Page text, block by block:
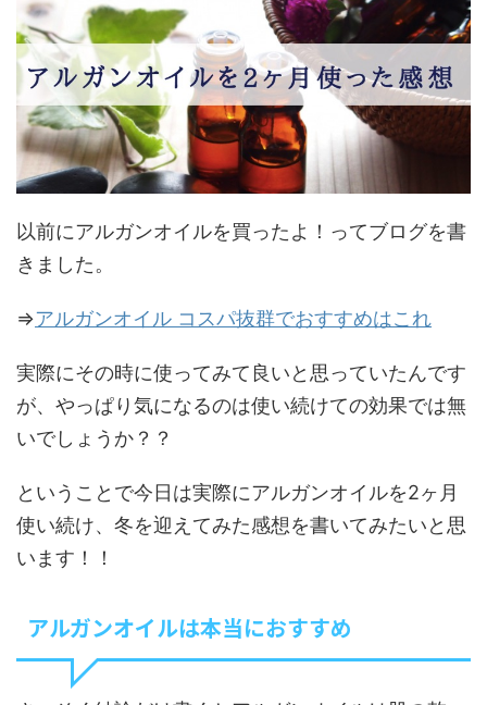
以前にアルガンオイルを買ったよ！ってブログを書
きました。
⇒アルガンオイル コスパ抜群でおすすめはこれ
実際にその時に使ってみて良いと思っていたんです
が、やっぱり気になるのは使い続けての効果では無
いでしょうか？？
ということで今日は実際にアルガンオイルを2ヶ月
使い続け、冬を迎えてみた感想を書いてみたいと思
います！！
アルガンオイルは本当におすすめ